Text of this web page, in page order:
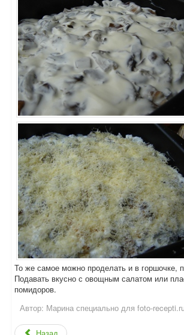
То же самое можно проделать и в горшочке,
Подавать вкусно с овощным салатом или
помидоров.
Автор: Марина специально для foto-